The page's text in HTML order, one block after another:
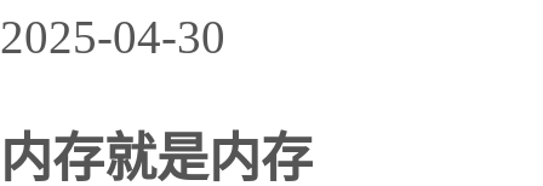
2025-04-30
内存就是内存